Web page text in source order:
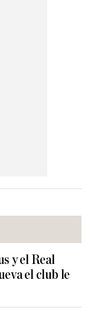
y el Real
el club le